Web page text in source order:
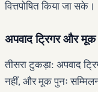
वित्तपोषित किया जा सके।
अपवाद ट्रिगर और मूक
तीसरा टुकड़ा: अपवाद
नहीं, और मूक पुनः